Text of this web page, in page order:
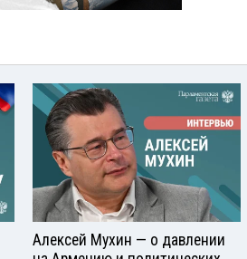
Алексей Мухин — о давлении